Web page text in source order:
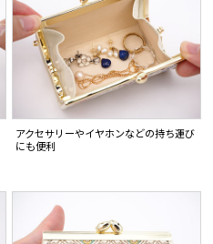
アクセサリーやイヤホンなどの持ち運び
にも便利